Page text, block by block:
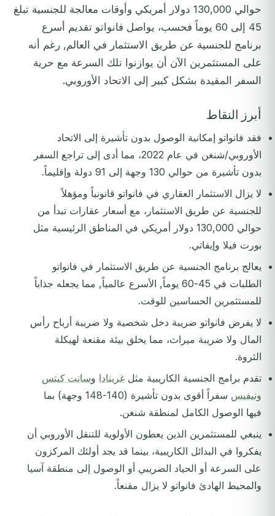
حوالي 130,000 دولار أمريكي وأوقات معالجة للجنسية تبلغ
45 إلى 60 يوماً فحسب، يواصل فانواتو تقديم أسرع
برنامج للجنسية عن طريق الاستثمار في العالم, رغم أنه
على المستثمرين الآن أن يوازنوا تلك السرعة مع حرية
السفر المقيدة بشكل كبير إلى الاتحاد الأوروبي.
أبرز النقاط
فقد فانواتو إمكانية الوصول بدون تأشيرة إلى الاتحاد
الأوروبي/شنغن في عام 2022، مما أدى إلى تراجع السفر
بدون تأشيرة من حوالي 130 وجهة إلى 91 دولة وإقليماً.
لا يزال الاستثمار العقاري في فانواتو قانونياً ومؤهلاً
للجنسية عن طريق الاستثمار، مع أسعار عقارات تبدأ من
حوالي 130,000 دولار أمريكي في المناطق الرئيسية مثل
بورت فيلا وإيفاتي.
يعالج برنامج الجنسية عن طريق الاستثمار في فانواتو
الطلبات في 45-60 يوماً, الأسرع عالمياً, مما يجعله جذاباً
للمستثمرين الحساسين للوقت.
لا يفرض فانواتو ضريبة دخل شخصية ولا ضريبة أرباح رأس
المال ولا ضريبة ميراث، مما يخلق بيئة مقنعة لهيكلة
الثروة.
تقدم برامج الجنسية الكاريبية مثل غرينادا وسانت كيتس
ونيفيس
سفراً أقوى بدون تأشيرة (140-148 وجهة) بما
فيها الوصول الكامل لمنطقة شنغن.
ينبغي للمستثمرين الذين يعطون الأولوية للتنقل الأوروبي أن
يفكروا في البدائل الكاريبية، بينما قد يجد أولئك المركزون
على السرعة أو الحياد الضريبي أو الوصول إلى منطقة آسيا
والمحيط الهادئ فانواتو لا يزال مقنعاً.